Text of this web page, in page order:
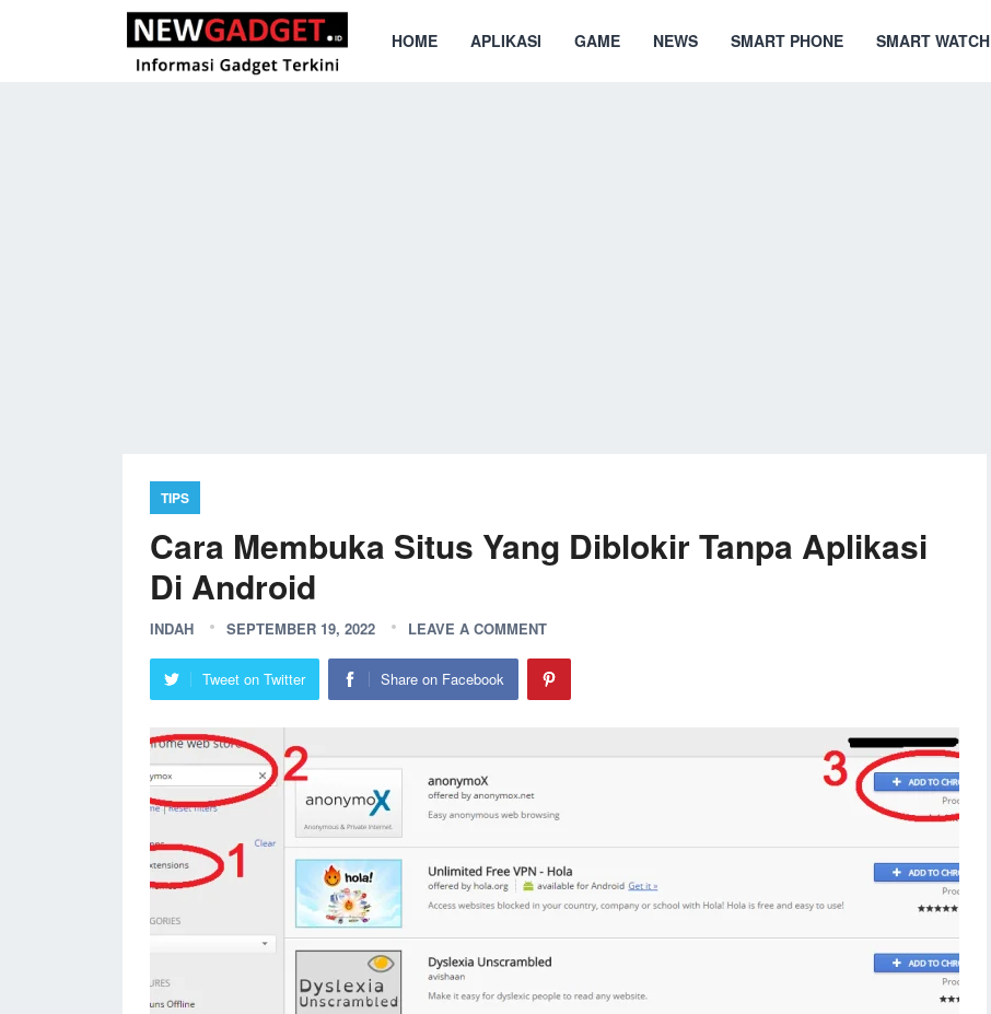
HOME APLIKASI GAME NEWS SMART PHONE SMART WATCH
TIPS
Cara Membuka Situs Yang Diblokir Tanpa Aplikasi
Di Android
INDAH SEPTEMBER 19, 2022 LEAVE A COMMENT
Tweet on Twitter Share on Facebook